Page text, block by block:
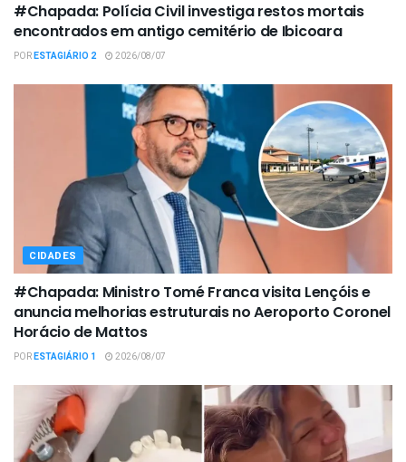
#Chapada: Polícia Civil investiga restos mortais
encontrados em antigo cemitério de Ibicoara
PORESTAGIÁRIO 2 2026/08/07
CIDADES
#Chapada: Ministro Tomé Franca visita Lençóis e
anuncia melhorias estruturais no Aeroporto Coronel
Horácio de Mattos
PORESTAGIÁRIO 1 2026/08/07